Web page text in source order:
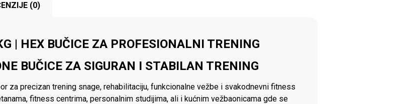
(0)
| HEX BUČICE ZA PROFESIONALNI TRENING
BUČICE ZA SIGURAN I STABILAN TRENING
za precizan trening snage, rehabilitaciju, funkcionalne vežbe i svakodnevni fitness
fitness centrima, personalnim studijima, ali i kućnim vežbaonicama gde se